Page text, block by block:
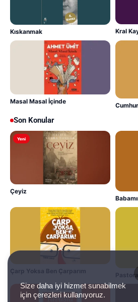
Kıskanmak Kral
Masal Masal İçinde
Son Konular
Yeni
Çeyiz
Çarp Yoksa Ben Çarparım
Size daha iyi hizmet sunabilmek
için çerezleri kullanıyoruz.